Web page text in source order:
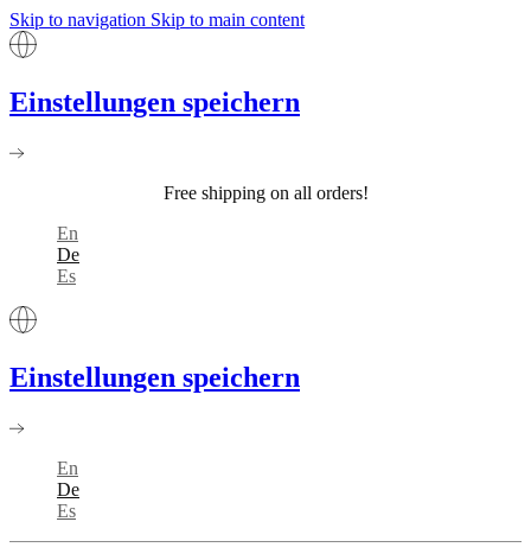
Skip to navigation Skip to main content
Einstellungen speichern
Free shipping on all orders!
En
De
Es
Einstellungen speichern
En
De
Es